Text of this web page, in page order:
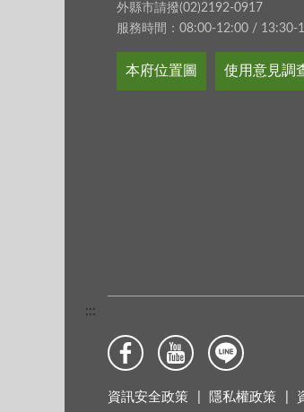
外縣市請撥(02)2192-0917
服務時間：08:00-12:00 / 13:30-
本府位置圖 使用意見調
:::
資訊安全政策 隱私權政策